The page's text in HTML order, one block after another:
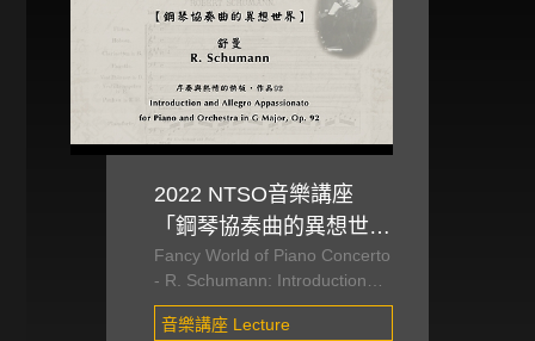
2022 NTSO音樂講座
「鋼琴協奏曲的異想世
界」II—舒曼的另一首鋼
琴協奏曲—序奏與熱情的
快板
Fancy World of Piano Concerto
- R. Schumann: Introduction
and Allegro Appassionato for
Piano and Orchestra in G
音樂講座 Lecture